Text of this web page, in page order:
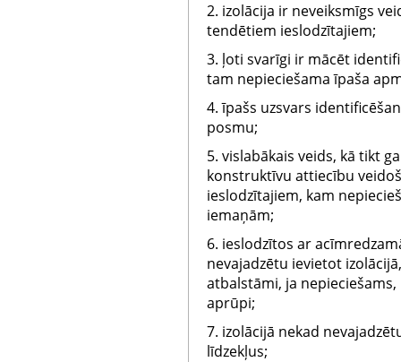
2. izolācija ir neveiksmīgs
tendētiem ieslodzītajiem;
3. ļoti svarīgi ir mācēt
tam nepieciešama īpaša
4. īpašs uzsvars
posmu;
5. vislabākais veids, kā tikt
konstruktīvu attiecību
ieslodzītajiem, kam
iemaņām;
6. ieslodzītos ar
nevajadzētu ievietot
atbalstāmi, ja
aprūpi;
7. izolācijā nekad
līdzekļus;